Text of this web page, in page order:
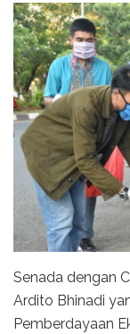
Senada dengan
Ardito Bhinadi
Pemberdayaan